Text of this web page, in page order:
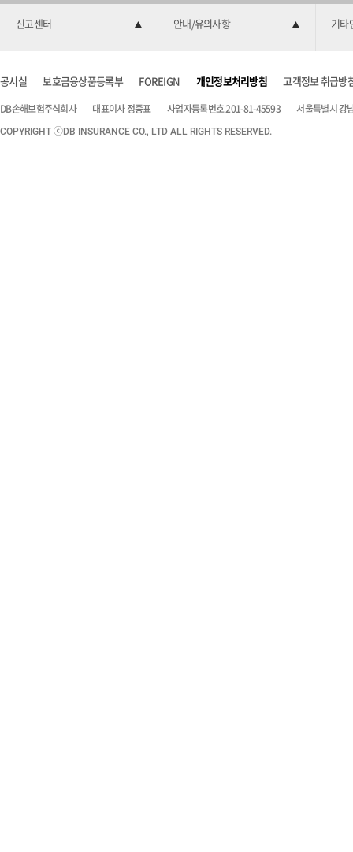
신고센터 안내/유의사항 기타
공시실 보호금융상품등록부 FOREIGN 개인정보처리방침 고객정보 취급방
DB손해보험주식회사 대표이사 정종표 사업자등록번호 201-81-45593 서울특별시 강
COPYRIGHT ⓒDB INSURANCE CO., LTD ALL RIGHTS RESERVED.